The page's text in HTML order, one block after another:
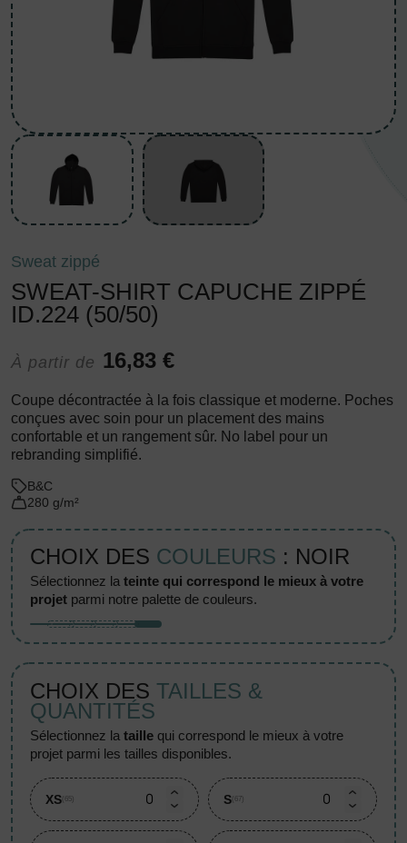
Sweat zippé
SWEAT-SHIRT CAPUCHE ZIPPÉ
ID.224 (50/50)
À partir de 16,83 €
Coupe décontractée à la fois classique et moderne. Poches
conçues avec soin pour un placement des mains
confortable et un rangement sûr. No label pour un
rebranding simplifié.
B&C
280 g/m²
CHOIX DES COULEURS : NOIR
sélectionnez lateinte qui correspond le mieux à votre
projet parmi notre palette de couleurs.
CHOIX DES TAILLES &
QUANTITÉS
sélectionnez lataille qui correspond le mieux à votre
projet parmi les tailles disponibles.
XS (65) S (67)